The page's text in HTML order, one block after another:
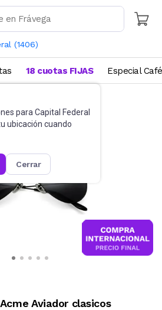
(1406)
para Capital Federal
ubicación cuando
cerrar
18 cuotas FIJAS Especial Café
de sol
Aviador clasicos